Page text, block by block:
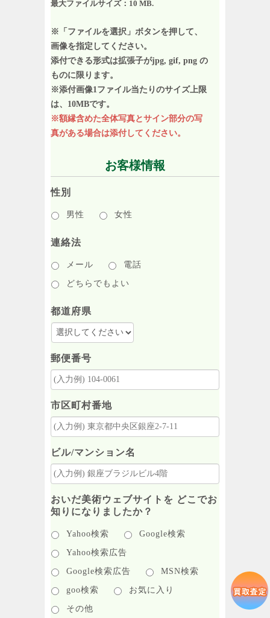
最大ファイルサイズ：10 MB.
※「ファイルを選択」ボタンを押して、
画像を指定してください。
添付できる形式は拡張子がjpg, gif, png の
ものに限ります。
※添付画像1ファイル当たりのサイズ上限
は、10MBです。
※額縁含めた全体写真とサイン部分の写
真がある場合は添付してください。
お客様情報
性別
男性 女性
連絡法
メール 電話
どちらでもよい
都道府県
郵便番号
市区町村番地
ビル/マンション名
おいだ美術ウェブサイトを どこでお
知りになりましたか？
Yahoo検索 Google検索
Yahoo検索広告
Google検索広告 MSN検索
goo検索 お気に入り
その他